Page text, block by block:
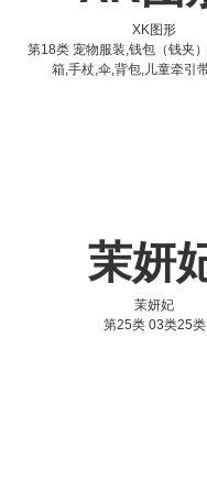
XK图形
第18类 宠物服装,钱包（钱夹
箱,手杖,伞,背包,儿童牵引
茉妍
茉妍妃
第25类 03类25类